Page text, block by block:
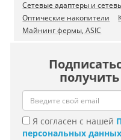
Сетевые адаптеры и
Оптические накопители
Майнинг фермы, ASIC
Я согласен с нашей
персональных данных